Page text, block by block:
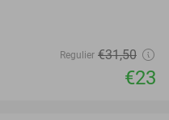
Regulier €31,50
€23